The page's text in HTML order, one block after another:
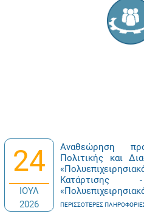
24
ΙΟΥΛ
2026
Αναθεώρηση
Πολιτικής και
ΠΕΡΙΣΣΌΤΕΡΕΣ